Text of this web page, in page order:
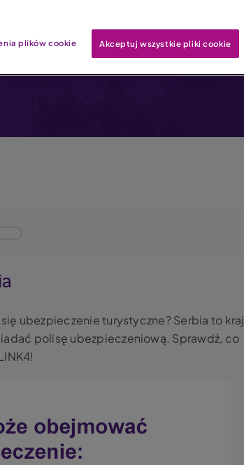
ubezpieczenie turystyczne? Serbia to kraj
polisę ubezpieczeniową. Sprawdź, co
plików cookie Akceptuj wszystkie pliki cookie